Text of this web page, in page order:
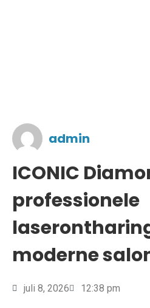
admin
ICONIC
professionele
moderne
juli 8, 2026 12:38 pm